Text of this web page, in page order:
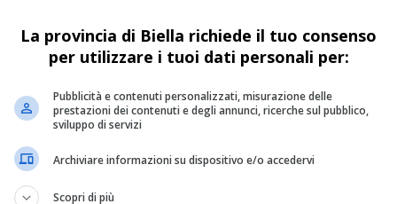
60 che non hanno aderito alla quarta
La provincia di Biella richiede il tuo consenso
per utilizzare i tuoi dati personali per:
Pubblicità e contenuti personalizzati, misurazione delle
prestazioni dei contenuti e degli annunci, ricerche sul pubblico,
sviluppo di servizi
Archiviare informazioni su dispositivo e/o accedervi
Scopri di più